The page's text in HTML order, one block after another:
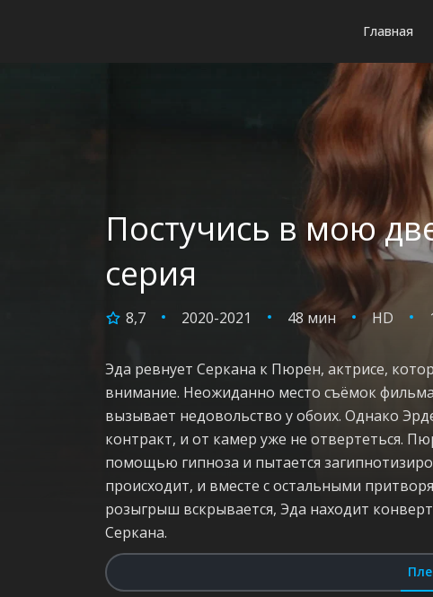
Главная
Постучись в мою
серия
8,7 2020-2021 48 мин HD
Эда ревнует Серкана к Пюрен, актрисе,
внимание. Неожиданно место съёмок
вызывает недовольство у обоих. Однако
контракт, и от камер уже не отвертеться.
помощью гипноза и пытается
происходит, и вместе с остальными
розыгрыш вскрывается, Эда находит
Серкана.